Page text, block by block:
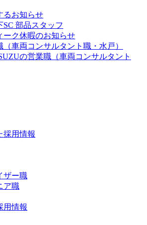
るお知らせ
SC 部品スタッフ
ーク休暇のお知らせ
車両コンサルタント職・水戸）
の営業職（車両コンサルタント
採用情報
ザー職
ア職
用情報